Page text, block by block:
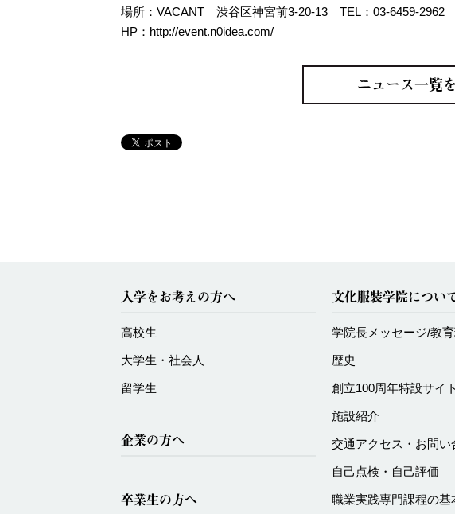
場所：VACANT 渋谷区神宮前3-20-13 TEL：03-6459-2962
HP：http://event.n0idea.com/
ニュース一覧
入学をお考えの方へ
高校生
大学生・社会人
留学生
企業の方へ
卒業生の方へ
文化服装学院につい
学院長メッセージ/教
歴史
創立100周年特設サイト
施設紹介
交通アクセス・お問い
自己点検・自己評価
職業実践専門課程の基